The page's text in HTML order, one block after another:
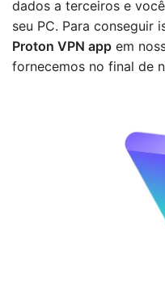
dados a terceiros e
seu PC. Para conseguir
Proton VPN app em
fornecemos no final de